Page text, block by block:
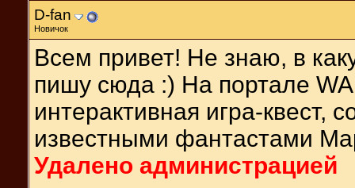
D-fan
Новичок
Всем привет! Не знаю, в
пишу сюда :) На портале
интерактивная игра-квест,
известными фантастами
Удалено администрацией